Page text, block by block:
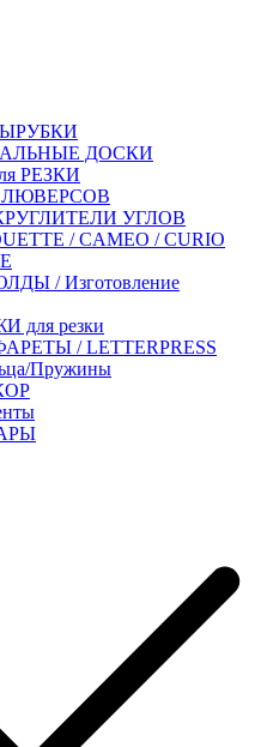
ДОСКИ
РЕЗКИ
УГЛОВ
/ CAMEO / CURIO
/ Изготовление
резки
/ LETTERPRESS
Пружины